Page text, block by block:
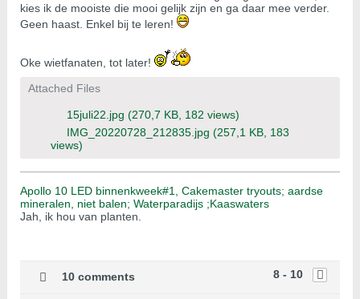
kies ik de mooiste die mooi gelijk zijn en ga daar mee verder.
Geen haast. Enkel bij te leren!
Oke wietfanaten, tot later!
Attached Files
15juli22.jpg (270,7 KB, 182 views)
IMG_20220728_212835.jpg (257,1 KB, 183
views)
Apollo 10 LED binnenkweek#1, Cakemaster tryouts; aardse
mineralen, niet balen; Waterparadijs ;Kaaswaters
Jah, ik hou van planten.
8 - 10
10 comments